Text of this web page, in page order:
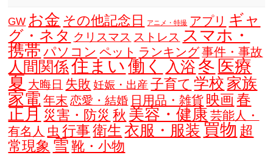
GW お金 その他記念日 アニメ・特撮 アプリ ギャ
グ・ネタ クリスマス ストレス スマホ・
携帯 パソコン ペット ランキング事件・事故
人間関係住まい 働く 入浴 冬 医療
夏 大晦日 失敗 妊娠・出産 子育て 学校 家族
家電 年末 恋愛・結婚 日用品・雑貨 映画 春
正月 災害・防災 秋 美容・健康 芸能人・
有名人 虫 行事 衛生 衣服・服装 買物 超
常現象 雪 靴・小物